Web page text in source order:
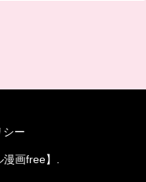
シー
画free】.